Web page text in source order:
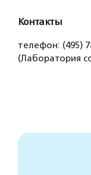
Контакты
телефон: (495)
(Лаборатория